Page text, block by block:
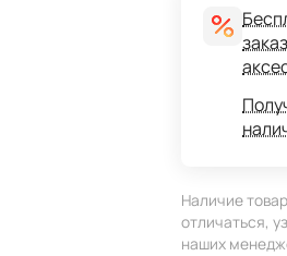
Наличие
отличаться,
наших